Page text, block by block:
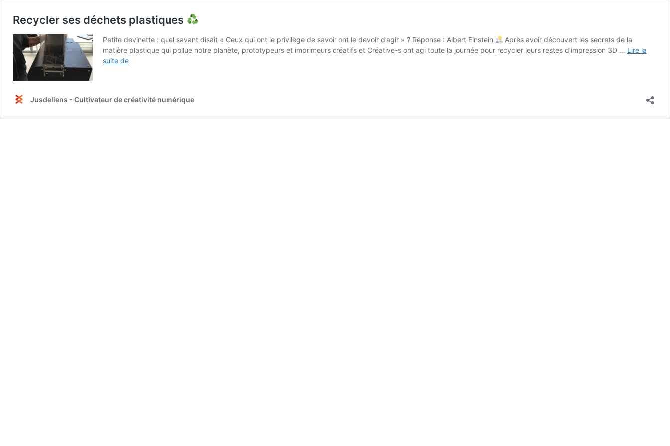
Recycler ses déchets plastiques
Petite devinette : quel savant disait « Ceux qui ont le privilège de savoir ont le devoir d’agir » ? Réponse : Albert Einstein
Après avoir découvert les secrets de la
matière plastique qui pollue notre planète, prototypeurs et imprimeurs créatifs et Créative-s ont agi toute la journée pour recycler leurs restes d’impression 3D … Lire la
suite deRecycler
Jusdeliens - Cultivateur de créativité numérique